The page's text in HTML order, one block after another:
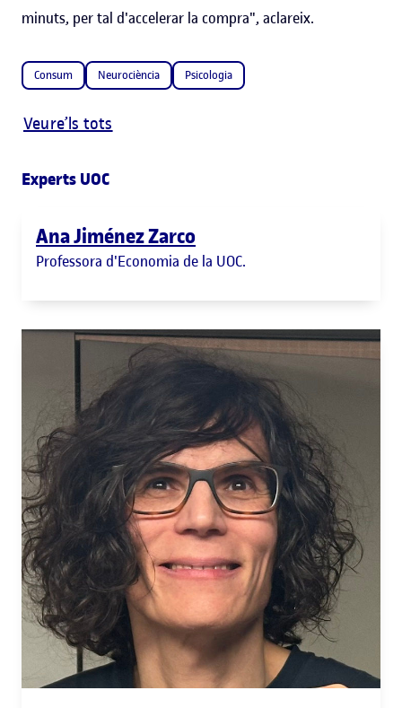
minuts, per tal d'accelerar la compra", aclareix.
Consum Neurociència Psicologia
Veure’ls tots
Experts UOC
Ana Jiménez Zarco
Professora d'Economia de la UOC.